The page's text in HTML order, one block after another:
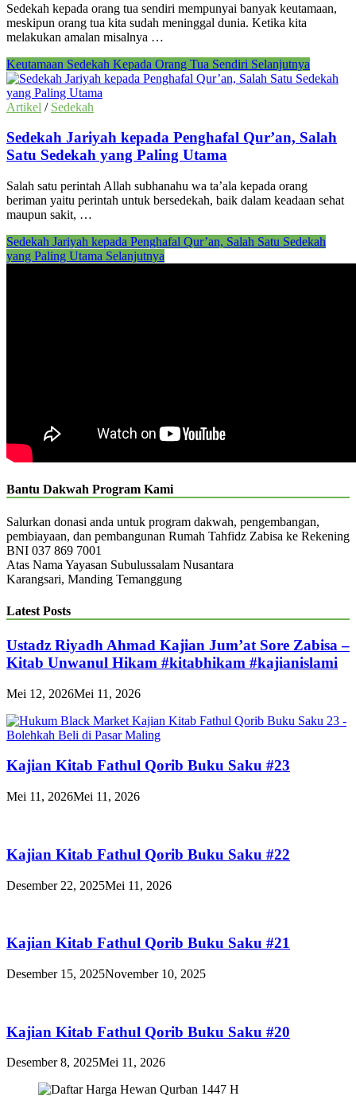
Sedekah kepada orang tua sendiri mempunyai banyak keutamaan,
meskipun orang tua kita sudah meninggal dunia. Ketika kita
melakukan amalan misalnya …
Keutamaan Sedekah Kepada Orang Tua Sendiri Selanjutnya
Artikel / Sedekah
Sedekah Jariyah kepada Penghafal Qur’an, Salah
Satu Sedekah yang Paling Utama
Salah satu perintah Allah subhanahu wa ta’ala kepada orang
beriman yaitu perintah untuk bersedekah, baik dalam keadaan sehat
maupun sakit, …
Sedekah Jariyah kepada Penghafal Qur’an, Salah Satu Sedekah
yang Paling Utama Selanjutnya
Bantu Dakwah Program Kami
Salurkan donasi anda untuk program dakwah, pengembangan,
pembiayaan, dan pembangunan Rumah Tahfidz Zabisa ke Rekening
BNI 037 869 7001
Atas Nama Yayasan Subulussalam Nusantara
Karangsari, Manding Temanggung
Latest Posts
Ustadz Riyadh Ahmad Kajian Jum’at Sore Zabisa –
Kitab Unwanul Hikam #kitabhikam #kajianislami
Mei 12, 2026Mei 11, 2026
Kajian Kitab Fathul Qorib Buku Saku #23
Mei 11, 2026Mei 11, 2026
Kajian Kitab Fathul Qorib Buku Saku #22
Desember 22, 2025Mei 11, 2026
Kajian Kitab Fathul Qorib Buku Saku #21
Desember 15, 2025November 10, 2025
Kajian Kitab Fathul Qorib Buku Saku #20
Desember 8, 2025Mei 11, 2026